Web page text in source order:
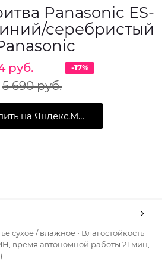
Panasonic ES-
серебристый
руб.
5 690 руб.
-17%
на Яндекс.Маркет
сухое / влажное • Влагостойкость
время автономной работы 21 мин,